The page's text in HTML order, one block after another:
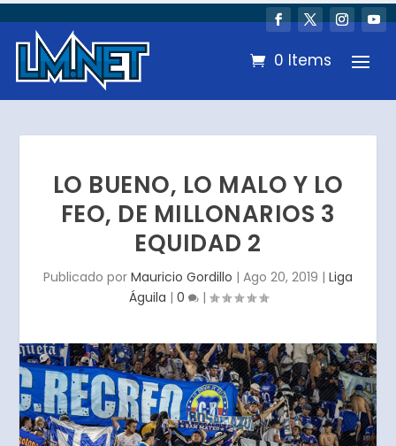
0 Items
LO BUENO, LO MALO Y LO
FEO, DE MILLONARIOS 3
EQUIDAD 2
Publicado por Mauricio Gordillo | Ago 20, 2019 | Liga
Águila | 0 |